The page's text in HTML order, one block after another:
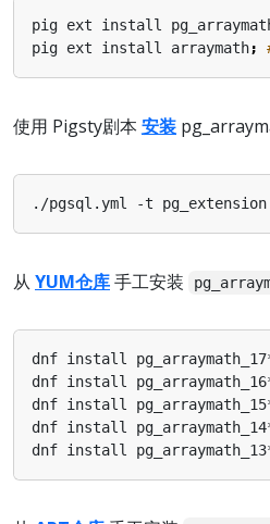
pig ext install
pig ext install arraymath;
使用 Pigsty剧本 安装
./pgsql.yml -t
从 YUM仓库手工安装
dnf install
dnf install
dnf install
dnf install
dnf install